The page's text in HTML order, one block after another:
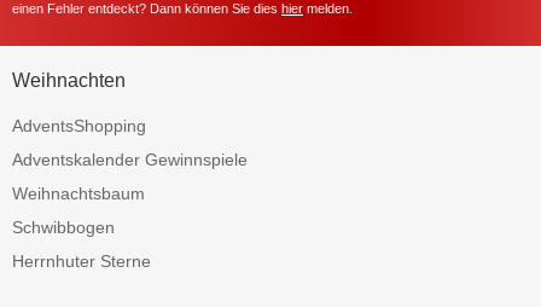
einen Fehler entdeckt? Dann können Sie dies hier melden.
Weihnachten
AdventsShopping
Adventskalender Gewinnspiele
Weihnachtsbaum
Schwibbogen
Herrnhuter Sterne